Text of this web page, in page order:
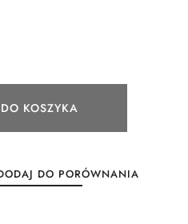
KOSZYKA
DO PORÓWNANIA